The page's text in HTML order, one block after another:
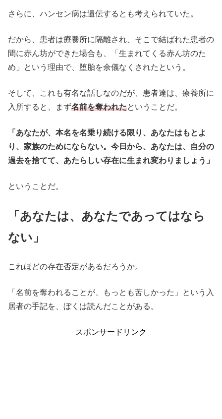
さらに、ハンセン病は遺伝するとも考えられていた。
だから、患者は療養所に隔離され、そこで結ばれた患者の
間に赤ん坊ができた場合も、「生まれてくる赤ん坊のた
め」という理由で、堕胎を余儀なくされたという。
そして、これも有名な話しなのだが、患者達は、療養所に
入所すると、まず名前を奪われたということだ。
「あなたが、本名を名乗り続ける限り、あなたはもとよ
り、家族のためにならない。今日から、あなたは、自分の
過去を捨てて、あたらしい存在に生まれ変わりましょう」
ということだ。
「あなたは、あなたであってはなら
ない」
これほどの存在否定があるだろうか。
「名前を奪われることが、もっとも苦しかった」という入
居者の手記を、ぼくは読んだことがある。
スポンサードリンク